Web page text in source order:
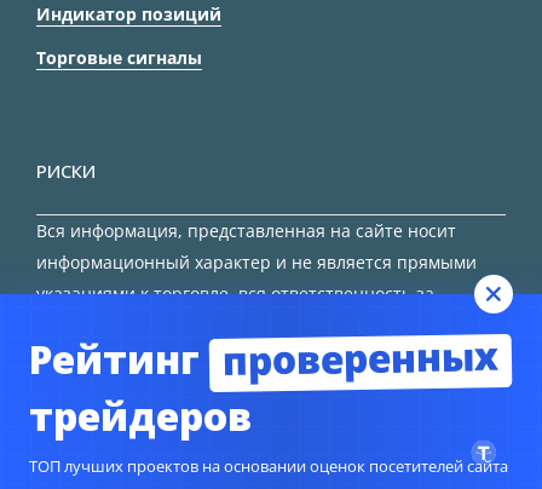
Индикатор позиций
Торговые сигналы
РИСКИ
Вся информация, представленная на сайте носит
информационный характер и не является прямыми
указаниями к торговле, вся ответственность за
Рейтинг проверенных
трейдеров
ТОП лучших проектов на основании оценок посетителей сайта